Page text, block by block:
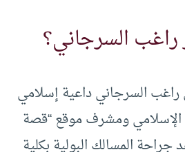
راغب السرجاني؟
راغب السرجاني داعية إسلامي
الإسلامي ومشرف موقع “قصة
جراحة المسالك البولية بكلية